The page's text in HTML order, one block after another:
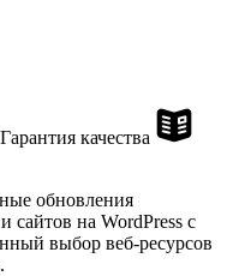
Гарантия качества
обновления
сайтов на WordPress с
выбор веб-ресурсов